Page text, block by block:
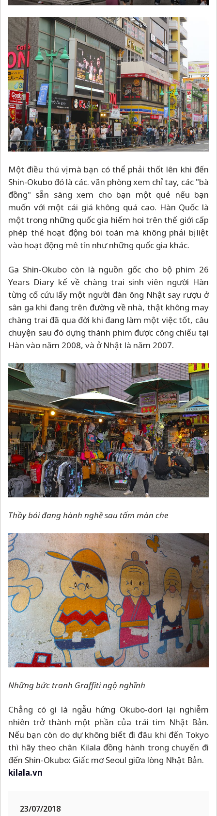
Một điều thú vị mà bạn có thể phải thốt lên khi đến
Shin-Okubo đó là các. văn phòng xem chỉ tay, các "bà
đồng" sẵn sàng xem cho bạn một quẻ nếu bạn
muốn với một cái giá không quá cao. Hàn Quốc là
một trong những quốc gia hiếm hoi trên thế giới cấp
phép thẻ hoạt động bói toán mà không phải bị liệt
vào hoạt động mê tín như những quốc gia khác.
Ga Shin-Okubo còn là nguồn gốc cho bộ phim 26
Years Diary kể về chàng trai sinh viên người Hàn
từng cố cứu lấy một người đàn ông Nhật say rượu ở
sân ga khi đang trên đường về nhà, thật không may
chàng trai đã qua đời khi đang làm một việc tốt, câu
chuyện sau đó dựng thành phim được công chiếu tại
Hàn vào năm 2008, và ở Nhật là năm 2007.
Thầy bói đang hành nghề sau tấm màn che
Những bức tranh Graffiti ngộ nghĩnh
Chẳng có gì là ngẫu hứng Okubo-dori lại nghiễm
nhiên trở thành một phần của trái tim Nhật Bản.
Nếu bạn còn do dự không biết đi đâu khi đến Tokyo
thì hãy theo chân Kilala đồng hành trong chuyến đi
đến Shin-Okubo: Giấc mơ Seoul giữa lòng Nhật Bản.
kilala.vn
23/07/2018